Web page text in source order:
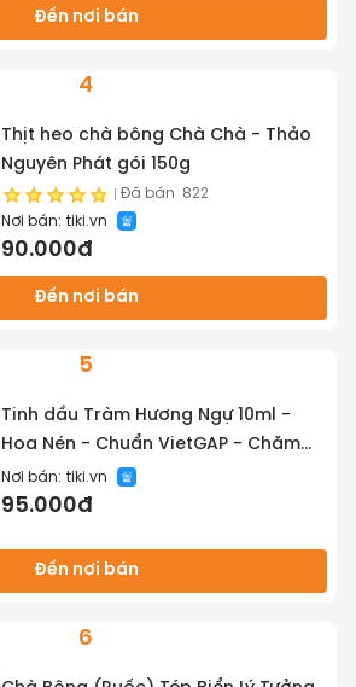
Đến nơi bán
4
Thịt heo chà bông Chà Chà - Thảo
Nguyên Phát gói 150g
Đã bán 822
Nơi bán: tiki.vn
90.000đ
Đến nơi bán
5
Tinh dầu Tràm Hương Ngự 10ml -
Hoa Nén - Chuẩn VietGAP - Chăm
sóc sức khỏe mẹ và bé
Nơi bán: tiki.vn
95.000đ
Đến nơi bán
6